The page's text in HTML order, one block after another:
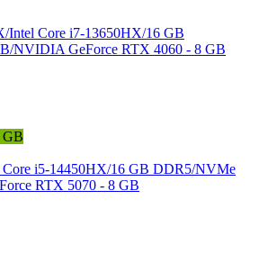
Intel Core i7-13650HX/16 GB
NVIDIA GeForce RTX 4060 - 8 GB